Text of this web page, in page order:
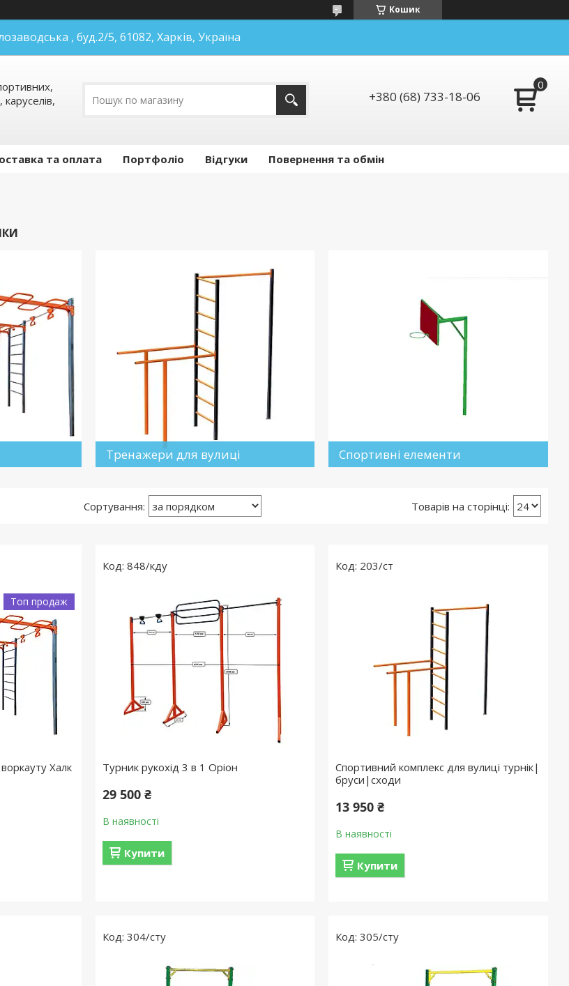
Кошик
, буд.2/5, 61082, Харків, Україна
каруселів,
+380 (68) 733-18-06
та оплата Портфоліо Відгуки Повернення та обмін
Тренажери для вулиці Спортивні елементи
Топ продаж
Халк
848/кду
Турник рукохід 3 в 1 Оріон
29 500 ₴
В наявності
Купити
203/ст
Спортивний комплекс для вулиці турнік|
бруси|сходи
13 950 ₴
В наявності
Купити
304/сту 305/сту